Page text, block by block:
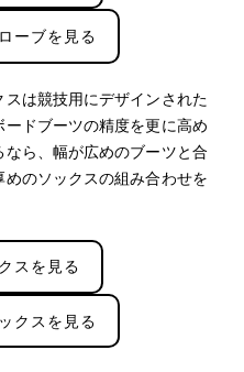
ーブを見る
は競技用にデザインされた
ドブーツの精度を更に高め
ら、幅が広めのブーツと合
のソックスの組み合わせを
スを見る
クスを見る